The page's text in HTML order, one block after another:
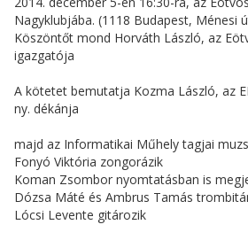
Nagyklubjába. (1118 Budapest, Ménesi
Köszöntőt mond Horváth László, az
igazgatója
A kötetet bemutatja Kozma László, az
ny. dékánja
majd az Informatikai Műhely tagjai
Fonyó Viktória zongorázik
Koman Zsombor nyomtatásban is
Dózsa Máté és Ambrus Tamás
Lócsi Levente gitározik